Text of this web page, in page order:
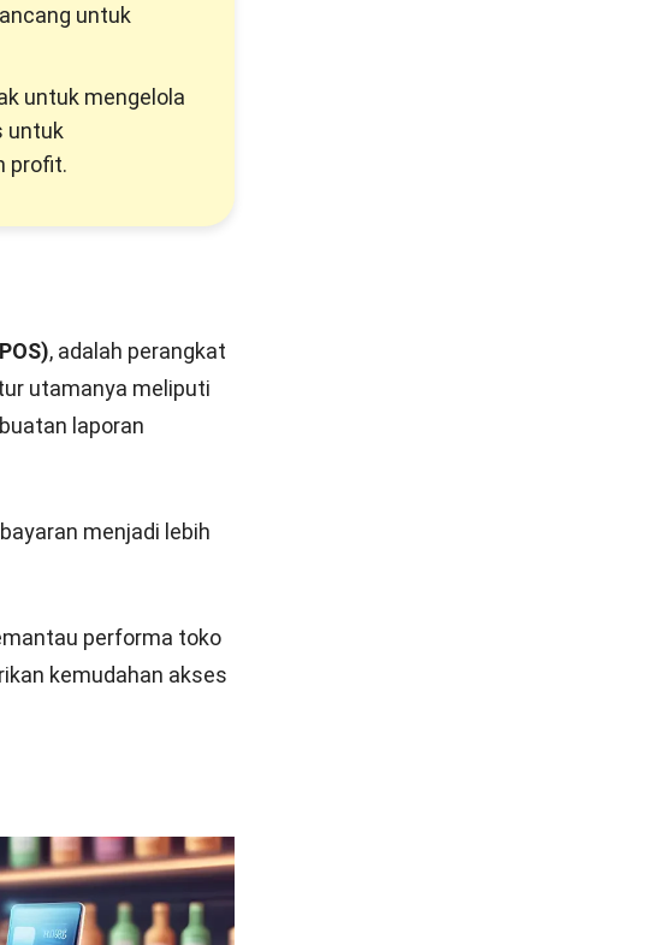
untuk
untuk mengelola
untuk
profit.
, adalah perangkat
utamanya meliputi
laporan
menjadi lebih
performa toko
kemudahan akses